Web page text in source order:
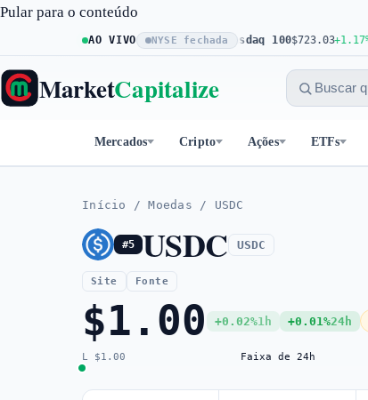
Pular para o conteúdo
AO VIVO NYSE fechada
S&P 500$773.26+0.61% Nasdaq 100$723.03+1.17%
MarketCapitalize
Mercados Cripto Ações ETFs
Início /Moedas / USDC
#5 USDC USDC
Site Fonte
$1.00 +0.02%1h +0.01%24h
L $1.00 Faixa de 24h